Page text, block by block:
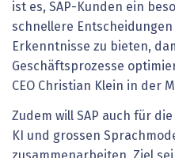
ist es, SAP-Kunden ein
schnellere
Erkenntnisse zu bieten,
Geschäftsprozesse
CEO Christian Klein in der
Zudem will SAP auch für
KI und grossen
zusammenarbeiten. Ziel